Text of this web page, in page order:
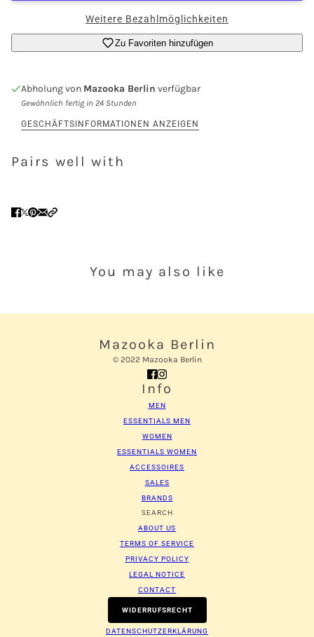
Weitere Bezahlmöglichkeiten
Zu Favoriten hinzufügen
Abholung von Mazooka Berlin verfügbar
Gewöhnlich fertig in 24 Stunden
GESCHÄFTSINFORMATIONEN ANZEIGEN
Pairs well with
You may also like
Mazooka Berlin
© 2022 Mazooka Berlin
Info
MEN
ESSENTIALS MEN
WOMEN
ESSENTIALS WOMEN
ACCESSOIRES
SALES
BRANDS
SEARCH
ABOUT US
TERMS OF SERVICE
PRIVACY POLICY
LEGAL NOTICE
CONTACT
WIDERRUFSRECHT
DATENSCHUTZERKLÄRUNG